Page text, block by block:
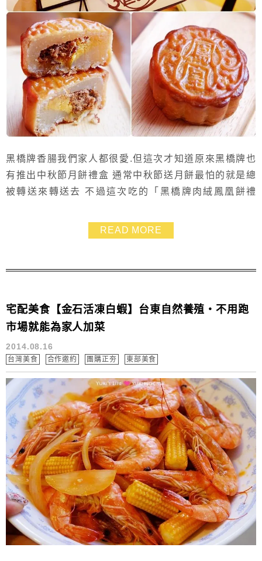
黑橋牌香腸我們家人都很愛.但這次才知道原來黑橋牌也
有推出中秋節月餅禮盒 通常中秋節送月餅最怕的就是總
被轉送來轉送去 不過這次吃的「黑橋牌肉絨鳳凰餅禮
個月餅不到幾天就全部吃光 實實在在的內容是廣式餅皮
與台式內餡的創意結合~好吃順口不甜膩 就連平常不愛吃
餅喲!! ^^ (因為我們整盒都吃光了啦~~~...
READ MORE
宅配美食【金石活凍白蝦】台東自然養殖‧不用跑
市場就能為家人加菜
2014.08.16
台灣美食 合作邀約 團購正夯 東部美食